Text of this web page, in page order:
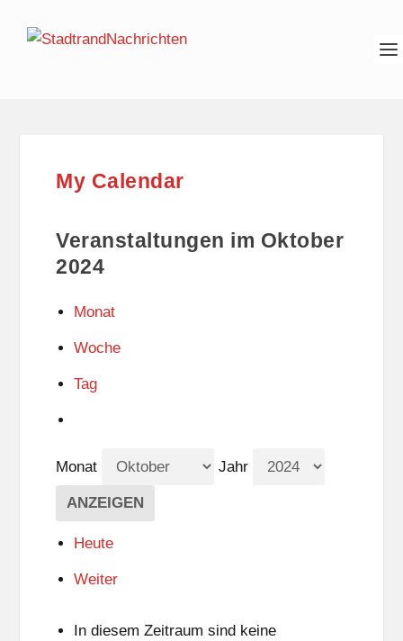
My Calendar
Veranstaltungen im Oktober
2024
Monat
Woche
Tag
Monat Jahr
Heute
Weiter
In diesem Zeitraum sind keine